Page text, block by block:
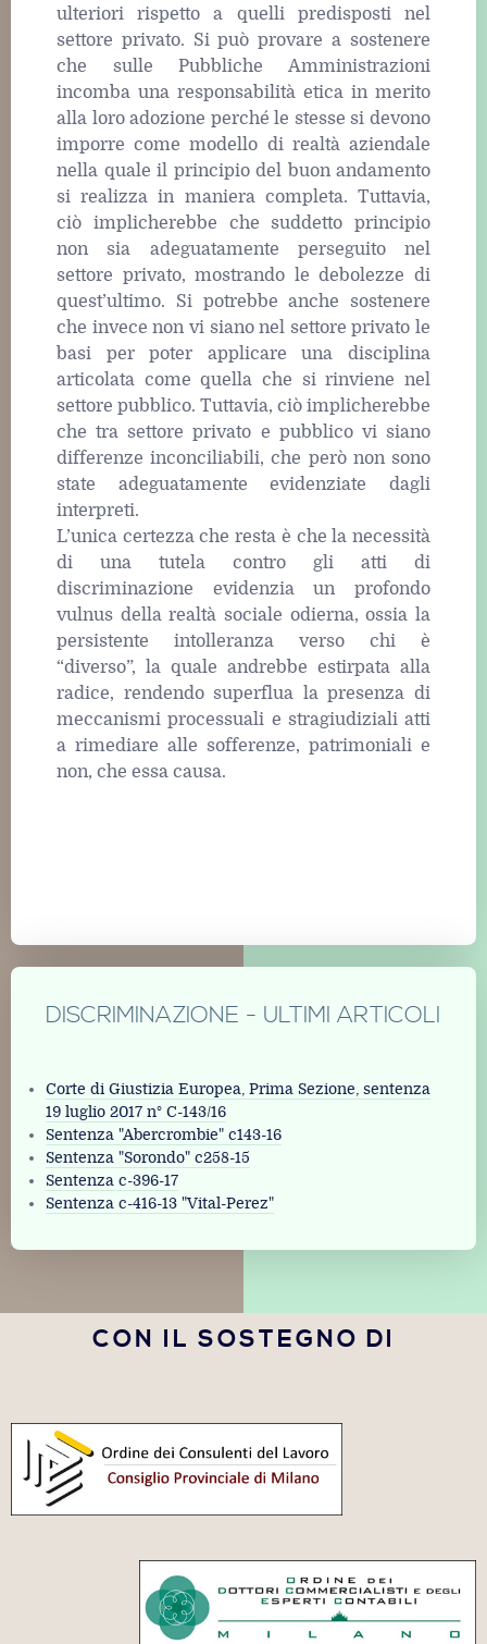
ulteriori rispetto a quelli predisposti nel
settore privato. Si può provare a sostenere
che sulle Pubbliche Amministrazioni
incomba una responsabilità etica in merito
alla loro adozione perché le stesse si devono
imporre come modello di realtà aziendale
nella quale il principio del buon andamento
si realizza in maniera completa. Tuttavia,
ciò implicherebbe che suddetto principio
non sia adeguatamente perseguito nel
settore privato, mostrando le debolezze di
quest’ultimo. Si potrebbe anche sostenere
che invece non vi siano nel settore privato le
basi per poter applicare una disciplina
articolata come quella che si rinviene nel
settore pubblico. Tuttavia, ciò implicherebbe
che tra settore privato e pubblico vi siano
differenze inconciliabili, che però non sono
state adeguatamente evidenziate dagli
interpreti.
L’unica certezza che resta è che la necessità
di una tutela contro gli atti di
discriminazione evidenzia un profondo
vulnus della realtà sociale odierna, ossia la
persistente intolleranza verso chi è
“diverso”, la quale andrebbe estirpata alla
radice, rendendo superflua la presenza di
meccanismi processuali e stragiudiziali atti
a rimediare alle sofferenze, patrimoniali e
non, che essa causa.
DISCRIMINAZIONE - ULTIMI ARTICOLI
Corte di Giustizia Europea, Prima Sezione, sentenza
19 luglio 2017 n° C-143/16
Sentenza "Abercrombie" c143-16
Sentenza "Sorondo" c258-15
Sentenza c-396-17
Sentenza c-416-13 "Vital-Perez"
CON IL SOSTEGNO DI